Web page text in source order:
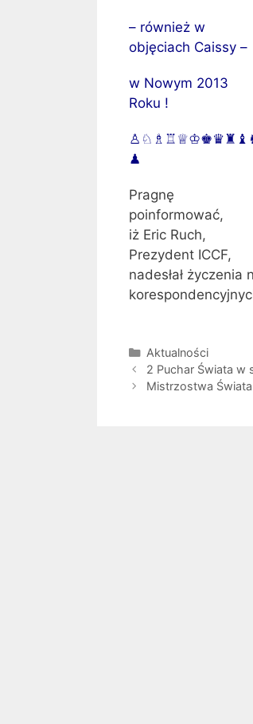
– również w
objęciach Caissy –
w Nowym 2013
Roku !
♟
Pragnę
poinformować,
iż Eric Ruch,
Prezydent ICCF,
nadesłał życzenia
Kategorie
Aktualności
2 Puchar Świata w
Mistrzostwa Świata